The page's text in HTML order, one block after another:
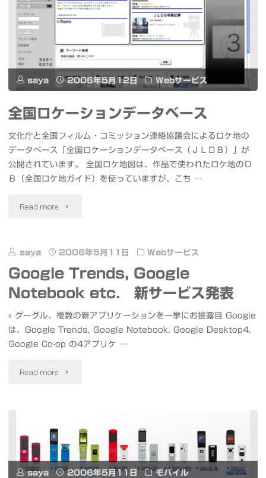
携
は
ソ
フ
ト
ン
ク
の
共
同
開
発
と
道"
saya 2006年5月12日 Webサービス
全国ロケーションデータベース
文化庁と全国フィルム・コミッション連絡協議会によるロケ地の
データベース「全国ロケーションデータベース（ＪＬＤＢ）」が
公開されています。 全国ロケ地図は、作品で使われたロケ地のＤ
Ｂ（全国ロケ地ガイド）を使っていますが、こち …
Read more "全
ロ
ケ
ー
シ
ョ
ン
タ
ベ
saya 2006年5月11日 Webサービス
Google Trends, Google
Notebook etc. 新サービス発表
» グーグル、複数の新アプリケーションを一挙にお披露目 Google
は、Google Trends, Google Notebook, Google Desktop4,
Google Co-op の4アプリケ …
Read more "Google
Notebook
etc.
saya 2006年5月11日 モバイル